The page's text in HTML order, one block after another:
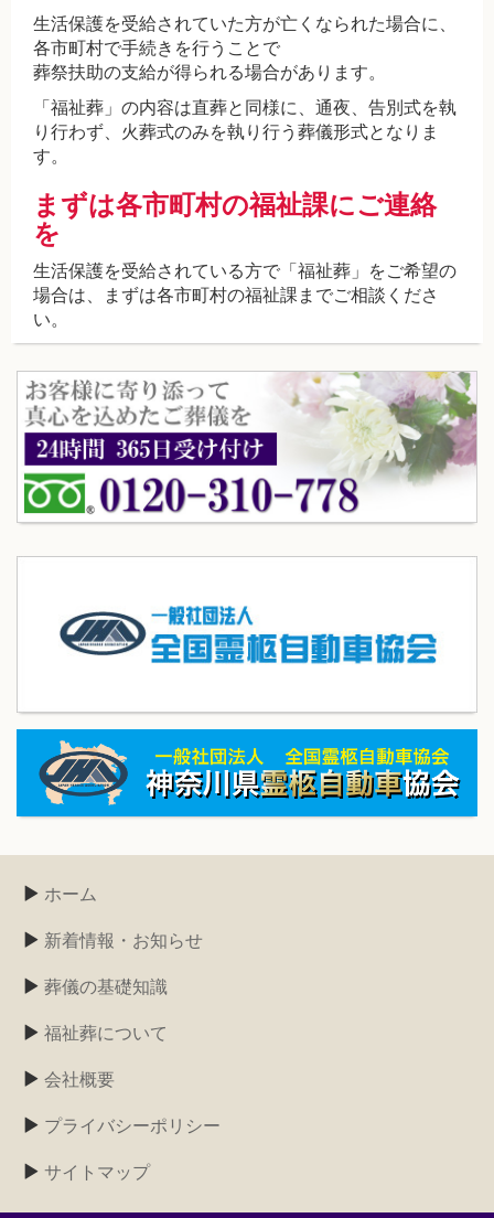
生活保護を受給されていた方が亡くなられた場合に、
各市町村で手続きを行うことで
葬祭扶助の支給が得られる場合があります。
「福祉葬」の内容は直葬と同様に、通夜、告別式を執
り行わず、火葬式のみを執り行う葬儀形式となりま
す。
まずは各市町村の福祉課にご連絡
を
生活保護を受給されている方で「福祉葬」をご希望の
場合は、まずは各市町村の福祉課までご相談くださ
い。
ホーム
新着情報・お知らせ
葬儀の基礎知識
福祉葬について
会社概要
プライバシーポリシー
サイトマップ